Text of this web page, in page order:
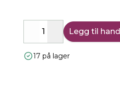
DecreaseIncrease
Legg til
17 på lager